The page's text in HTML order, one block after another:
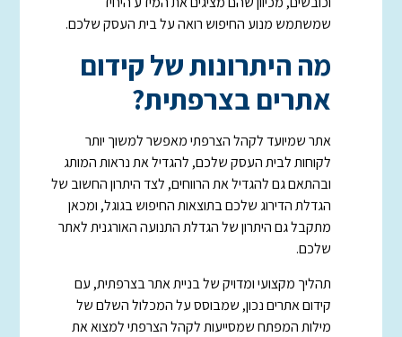
שמשתמש מנוע החיפוש רואה על בית העסק שלכם.
מה היתרונות של קידום
אתרים בצרפתית?
אתר שמיועד לקהל הצרפתי מאפשר למשוך יותר
לקוחות לבית העסק שלכם, להגדיל את נראות המותג
ובהתאם גם להגדיל את הרווחים, לצד היתרון החשוב של
הגדלת הדירוג שלכם בתוצאות החיפוש בגוגל, ומכאן
מתקבל גם היתרון של הגדלת התנועה האורגנית לאתר
שלכם.
תהליך מקצועי ומדויק של בניית אתר בצרפתית, עם
קידום אתרים נכון, שמבוסס על המכלול השלם של
מילות המפתח שמסייעות לקהל הצרפתי למצוא את